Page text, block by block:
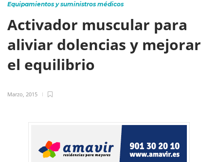
Equipamientos y suministros médicos
Activador muscular para
aliviar dolencias y mejorar
el equilibrio
Marzo, 2015